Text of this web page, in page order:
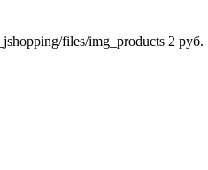
files/img_products 2 руб.